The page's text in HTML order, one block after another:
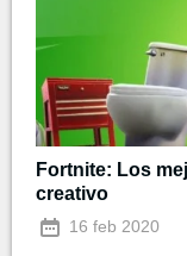
Fortnite: Los
creativo
16 feb 2020